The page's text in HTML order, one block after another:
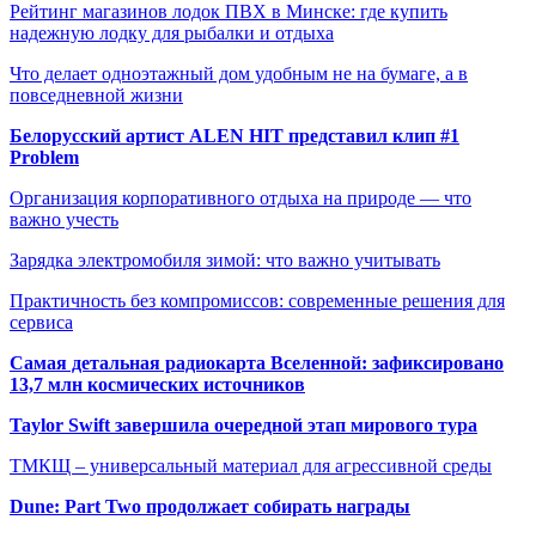
Рейтинг магазинов лодок ПВХ в Минске: где купить
надежную лодку для рыбалки и отдыха
Что делает одноэтажный дом удобным не на бумаге, а в
повседневной жизни
Белорусский артист ALEN HIT представил клип #1
Problem
Организация корпоративного отдыха на природе — что
важно учесть
Зарядка электромобиля зимой: что важно учитывать
Практичность без компромиссов: современные решения для
сервиса
Самая детальная радиокарта Вселенной: зафиксировано
13,7 млн космических источников
Taylor Swift завершила очередной этап мирового тура
ТМКЩ – универсальный материал для агрессивной среды
Dune: Part Two продолжает собирать награды